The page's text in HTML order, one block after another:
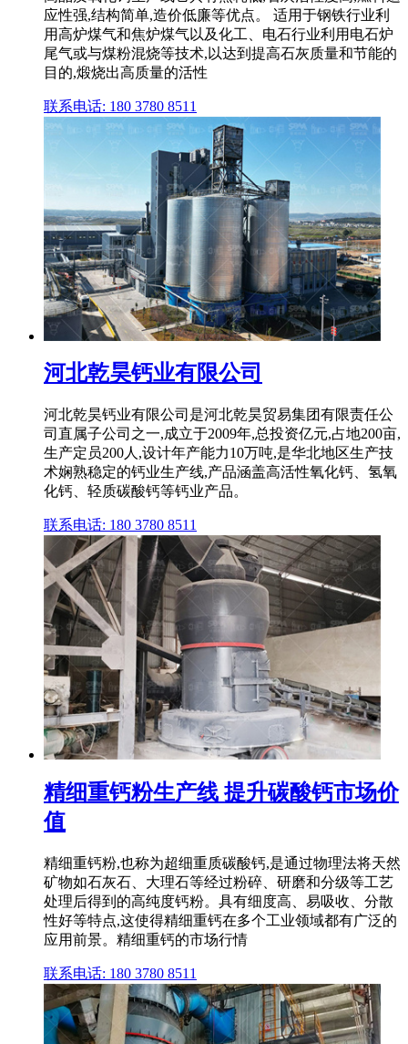
应性强,结构简单,造价低廉等优点。 适用于钢铁行业利
用高炉煤气和焦炉煤气以及化工、电石行业利用电石炉
尾气或与煤粉混烧等技术,以达到提高石灰质量和节能的
目的,煅烧出高质量的活性
联系电话: 180 3780 8511
河北乾昊钙业有限公司
河北乾昊钙业有限公司是河北乾昊贸易集团有限责任公
司直属子公司之一,成立于2009年,总投资亿元,占地200亩,
生产定员200人,设计年产能力10万吨,是华北地区生产技
术娴熟稳定的钙业生产线,产品涵盖高活性氧化钙、氢氧
化钙、轻质碳酸钙等钙业产品。
联系电话: 180 3780 8511
精细重钙粉生产线 提升碳酸钙市场价
值
精细重钙粉,也称为超细重质碳酸钙,是通过物理法将天然
矿物如石灰石、大理石等经过粉碎、研磨和分级等工艺
处理后得到的高纯度钙粉。具有细度高、易吸收、分散
性好等特点,这使得精细重钙在多个工业领域都有广泛的
应用前景。精细重钙的市场行情
联系电话: 180 3780 8511